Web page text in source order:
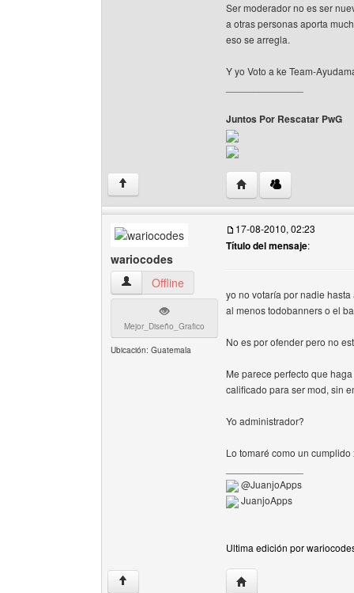
Ser moderador no es ser
a otras personas aporta
eso se arregla.
Y yo Voto a ke Team-
Juntos Por Rescatar PwG
↑ Visitar sitio web del
wariocodes
wariocodes Ver perfil del usuario
Offline
Mejor_Diseño_Grafico
Ubicación: Guatemala
17-08-2010, 02:23
Título del mensaje:
yo no votaría por nadie hasta
al menos todobanners o el
No es por ofender pero no
Me parece perfecto que
calificado para ser mod, sin
Yo administrador?
Lo tomaré como un cumplido
@JuanjoApps
JuanjoApps
Ultima edición por
↑ Visitar sitio web del